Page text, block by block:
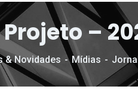
Projeto –
& Novidades Mídias